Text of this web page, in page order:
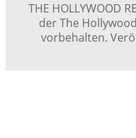
THE HOLLYWOOD
der The
vorbehalten.